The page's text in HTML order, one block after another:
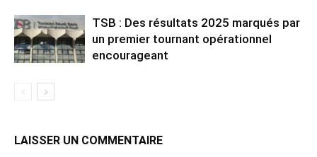
TSB : Des résultats 2025 marqués par
un premier tournant opérationnel
encourageant
LAISSER UN COMMENTAIRE